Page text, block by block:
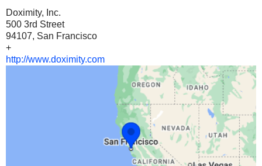
Doximity, Inc.
500 3rd Street
94107, San Francisco
+
http://www.doximity.com